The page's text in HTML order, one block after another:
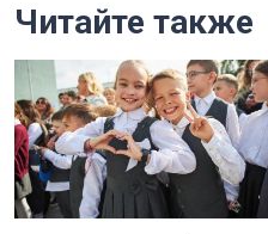
Читайте также